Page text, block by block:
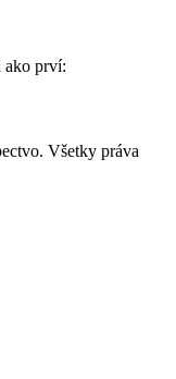
ako prví:
Všetky práva